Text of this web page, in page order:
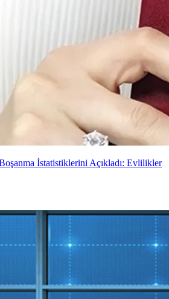
İstatistiklerini Açıkladı: Evlilikler